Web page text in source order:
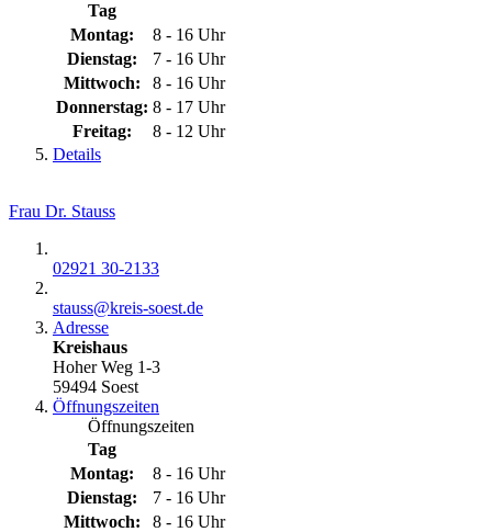
Tag
Montag:
8 - 16 Uhr
Dienstag:
7 - 16 Uhr
Mittwoch:
8 - 16 Uhr
Donnerstag: 8 - 17 Uhr
Freitag:
8 - 12 Uhr
Details
Frau Dr. Stauss
02921 30-2133
stauss@​kreis-soest.de
Adresse
Kreishaus
Hoher Weg 1-3
59494 Soest
Öffnungszeiten
Öffnungszeiten
Tag
Montag:
8 - 16 Uhr
Dienstag:
7 - 16 Uhr
Mittwoch:
8 - 16 Uhr